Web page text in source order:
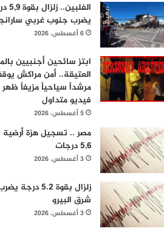
يضرب جنوب غربي
6 أغسطس، 2026
ابتز سائحين أجنبيين
العتيقة.. أمن مراكش
مرشداً سياحياً مزيفاً
فيديو متداول
5 أغسطس، 2026
مصر .. تسجيل هزة أرضية
5,6 درجات
3 أغسطس، 2026
زلزال بقوة 5.2 درجة
شرق البيرو
3 أغسطس، 2026